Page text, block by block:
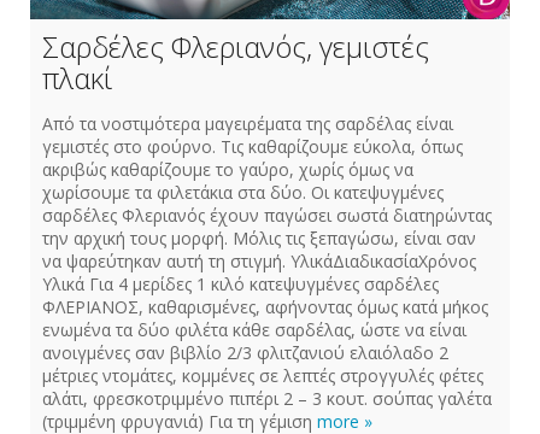
Σαρδέλες Φλεριανός, γεμιστές
πλακί
Από τα νοστιμότερα μαγειρέματα της σαρδέλας είναι
γεμιστές στο φούρνο. Τις καθαρίζουμε εύκολα, όπως
ακριβώς καθαρίζουμε το γαύρο, χωρίς όμως να
χωρίσουμε τα φιλετάκια στα δύο. Οι κατεψυγμένες
σαρδέλες Φλεριανός έχουν παγώσει σωστά διατηρώντας
την αρχική τους μορφή. Μόλις τις ξεπαγώσω, είναι σαν
να ψαρεύτηκαν αυτή τη στιγμή. ΥλικάΔιαδικασίαΧρόνος
Υλικά Για 4 μερίδες 1 κιλό κατεψυγμένες σαρδέλες
ΦΛΕΡΙΑΝΟΣ, καθαρισμένες, αφήνοντας όμως κατά μήκος
ενωμένα τα δύο φιλέτα κάθε σαρδέλας, ώστε να είναι
ανοιγμένες σαν βιβλίο 2/3 φλιτζανιού ελαιόλαδο 2
μέτριες ντομάτες, κομμένες σε λεπτές στρογγυλές φέτες
αλάτι, φρεσκοτριμμένο πιπέρι 2 – 3 κουτ. σούπας γαλέτα
(τριμμένη φρυγανιά) Για τη γέμιση more »